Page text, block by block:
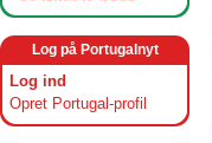
Log på Portugalnyt
Log ind
Opret Portugal-profil